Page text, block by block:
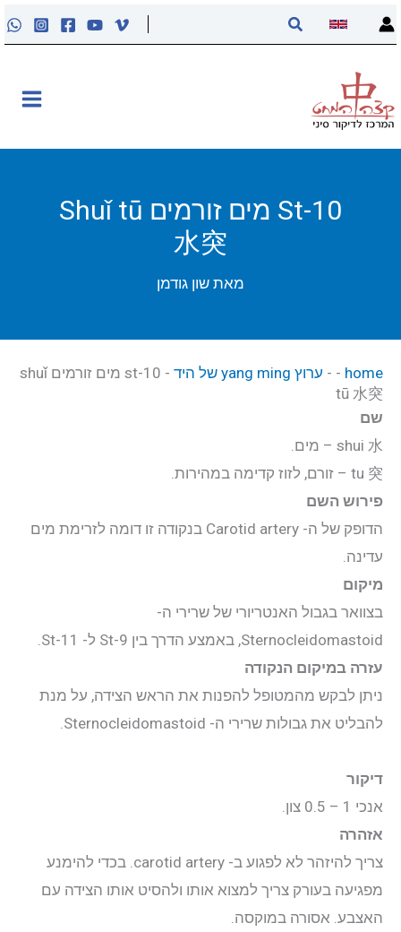
דילוג
לתוכן
חיפוש
St-10 מים זורמים Shuǐ tū
水突
מאת שון גודמן
home
-
- ערוץ yang ming של היד -
st-10 מים זורמים shuǐ
tū 水突
שם
shui 水
– מים.
tu 突
– זורם, לזוז קדימה במהירות.
פירוש השם
הדופק של ה- Carotid artery בנקודה זו דומה לזרימת מים
עדינה.
מיקום
בצוואר בגבול האנטריורי של שרירי ה-
Sternocleidomastoid, באמצע הדרך בין St-9 ל- St-11.
עזרה במיקום הנקודה
ניתן לבקש מהמטופל להפנות את הראש הצידה, על מנת
להבליט את גבולות שרירי ה- Sternocleidomastoid.
דיקור
אנכי 1 – 0.5 צון.
אזהרה
צריך להיזהר לא לפגוע ב- carotid artery. בכדי להימנע
מפגיעה בעורק צריך למצוא אותו ולהסיט אותו הצידה עם
האצבע. אסורה במוקסה.
פוסטים
מאסטר טונג